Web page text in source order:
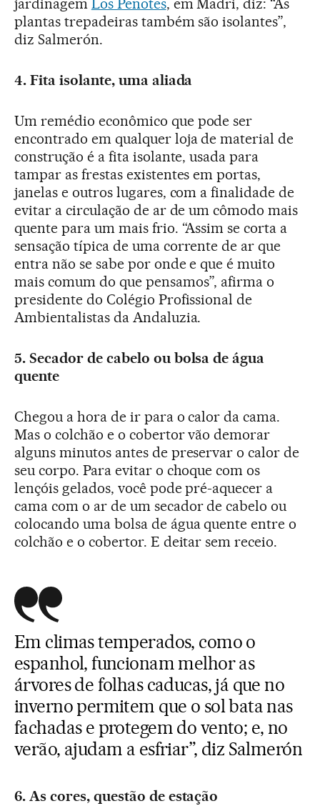
jardinagem Los Peñotes, em Madri, diz: “As
plantas trepadeiras também são isolantes”,
diz Salmerón.
4. Fita isolante, uma aliada
Um remédio econômico que pode ser
encontrado em qualquer loja de material de
construção é a fita isolante, usada para
tampar as frestas existentes em portas,
janelas e outros lugares, com a finalidade de
evitar a circulação de ar de um cômodo mais
quente para um mais frio. “Assim se corta a
sensação típica de uma corrente de ar que
entra não se sabe por onde e que é muito
mais comum do que pensamos”, afirma o
presidente do Colégio Profissional de
Ambientalistas da Andaluzia.
5. Secador de cabelo ou bolsa de água
quente
Chegou a hora de ir para o calor da cama.
Mas o colchão e o cobertor vão demorar
alguns minutos antes de preservar o calor de
seu corpo. Para evitar o choque com os
lençóis gelados, você pode pré-aquecer a
cama com o ar de um secador de cabelo ou
colocando uma bolsa de água quente entre o
colchão e o cobertor. E deitar sem receio.
Em climas temperados, como o
espanhol, funcionam melhor as
árvores de folhas caducas, já que no
inverno permitem que o sol bata nas
fachadas e protegem do vento; e, no
verão, ajudam a esfriar”, diz Salmerón
6. As cores, questão de estação